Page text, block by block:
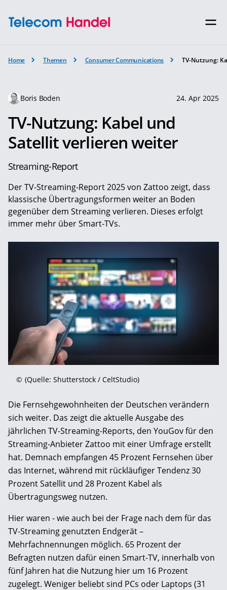
Home Themen Consumer Communications TV-Nutzung:
Boris Boden 24. Apr 2025
TV-Nutzung: Kabel und
Satellit verlieren weiter
Streaming-Report
Der TV-Streaming-Report 2025 von Zattoo zeigt, dass
klassische Übertragungsformen weiter an Boden
gegenüber dem Streaming verlieren. Dieses erfolgt
immer mehr über Smart-TVs.
© (Quelle: Shutterstock / CeltStudio)
Die Fernsehgewohnheiten der Deutschen verändern
sich weiter. Das zeigt die aktuelle Ausgabe des
jährlichen TV-Streaming-Reports, den YouGov für den
Streaming-Anbieter Zattoo mit einer Umfrage erstellt
hat. Demnach empfangen 45 Prozent Fernsehen über
das Internet, während mit rückläufiger Tendenz 30
Prozent Satellit und 28 Prozent Kabel als
Übertragungsweg nutzen.
Hier waren - wie auch bei der Frage nach dem für das
TV-Streaming genutzten Endgerät –
Mehrfachnennungen möglich. 65 Prozent der
Befragten nutzen dafür einen Smart-TV, innerhalb von
fünf Jahren hat die Nutzung hier um 16 Prozent
zugelegt. Weniger beliebt sind PCs oder Laptops (31